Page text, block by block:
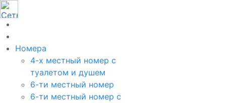
Номера
4-х местный номер с
туалетом и душем
6-ти местный номер
6-ти местный номер с